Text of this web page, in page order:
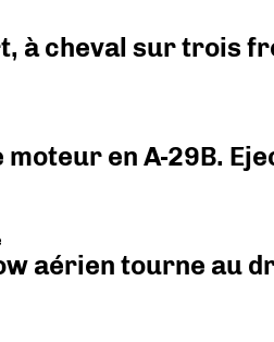
à cheval sur trois
moteur en A-29B.
aérien tourne au